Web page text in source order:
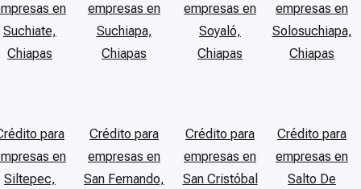
en
Suchiate,
Chiapas
empresas en
Suchiapa,
Chiapas
empresas en
Soyaló,
Chiapas
empresas en
Solosuchiapa,
Chiapas
para
en
Siltepec,
Crédito para
empresas en
San Fernando,
Crédito para
empresas en
San Cristóbal
Crédito para
empresas en
Salto De